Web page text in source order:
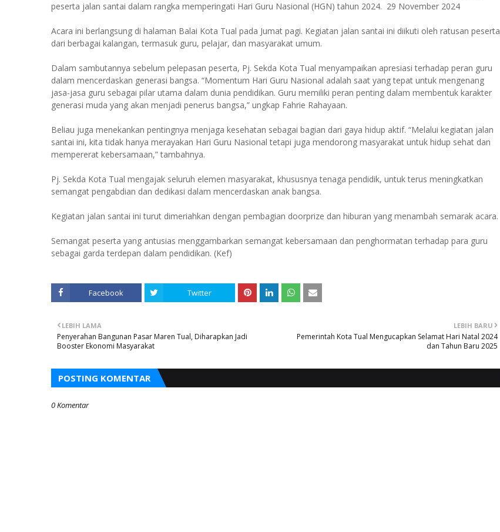
peserta jalan santai dalam rangka memperingati Hari Guru Nasional (HGN) tahun 2024. 29 November 2024
Acara ini berlangsung di halaman Balai Kota Tual pada Jumat pagi. Kegiatan jalan santai ini diikuti oleh ratusan peserta
dari berbagai kalangan, termasuk guru, pelajar, dan masyarakat umum.
Dalam sambutannya sebelum pelepasan peserta, Pj. Sekda Kota Tual menyampaikan apresiasi terhadap peran guru
dalam mencerdaskan generasi bangsa. “Momentum Hari Guru Nasional adalah saat yang tepat untuk mengenang
jasa-jasa guru sebagai pilar utama dalam dunia pendidikan. Guru memiliki peran penting dalam membentuk karakter
generasi muda yang akan menjadi penerus bangsa,” ungkap Fahrie Rahayaan.
Beliau juga menekankan pentingnya menjaga kesehatan sebagai bagian dari gaya hidup aktif. “Melalui kegiatan jalan
santai ini, kita tidak hanya merayakan Hari Guru Nasional tetapi juga mendorong masyarakat untuk hidup sehat dan
mempererat kebersamaan,” tambahnya.
Pj. Sekda Kota Tual mengajak seluruh elemen masyarakat, khususnya tenaga pendidik, untuk terus meningkatkan
semangat pengabdian dan dedikasi dalam mencerdaskan anak bangsa.
Kegiatan jalan santai ini turut dimeriahkan dengan pembagian doorprize dan hiburan yang menambah semarak acara.
Semangat peserta yang antusias menggambarkan semangat kebersamaan dan penghormatan terhadap para guru
sebagai garda terdepan dalam pendidikan. (Kef)
Facebook Twitter
LEBIH BARU
Pemerintah Kota Tual Mengucapkan Selamat Hari Natal 2024
dan Tahun Baru 2025
LEBIH LAMA
Penyerahan Bangunan Pasar Maren Tual, Diharapkan Jadi
Booster Ekonomi Masyarakat
POSTING KOMENTAR
0 Komentar